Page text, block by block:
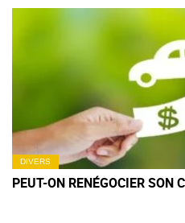
DIVERS
PEUT-ON RENÉGOCIER SON